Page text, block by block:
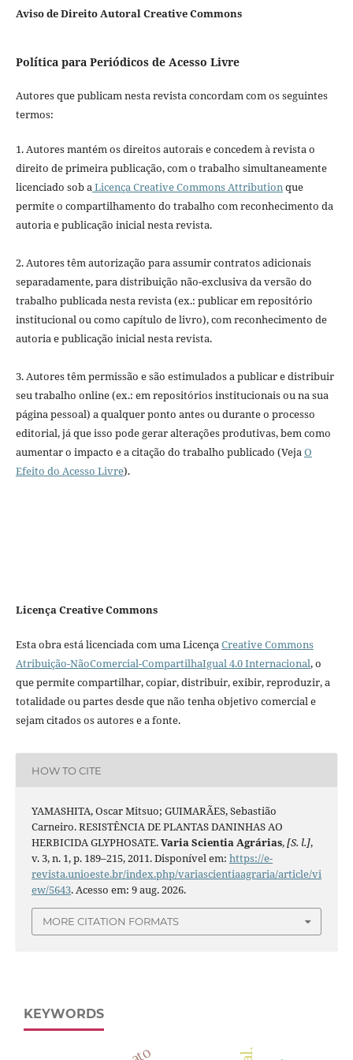
Aviso de Direito Autoral Creative Commons
Política para Periódicos de Acesso Livre
Autores que publicam nesta revista concordam com os seguintes
termos:
1. Autores mantém os direitos autorais e concedem à revista o
direito de primeira publicação, com o trabalho simultaneamente
licenciado sob aLicença Creative Commons Attributionque
permite o compartilhamento do trabalho com reconhecimento da
autoria e publicação inicial nesta revista.
2. Autores têm autorização para assumir contratos adicionais
separadamente, para distribuição não-exclusiva da versão do
trabalho publicada nesta revista (ex.: publicar em repositório
institucional ou como capítulo de livro), com reconhecimento de
autoria e publicação inicial nesta revista.
3. Autores têm permissão e são estimulados a publicar e distribuir
seu trabalho online (ex.: em repositórios institucionais ou na sua
página pessoal) a qualquer ponto antes ou durante o processo
editorial, já que isso pode gerar alterações produtivas, bem como
aumentar o impacto e a citação do trabalho publicado (VejaO
Efeito do Acesso Livre).
Licença Creative Commons
Esta obra está licenciada com uma LicençaCreative Commons
Atribuição-NãoComercial-CompartilhaIgual 4.0 Internacional, o
que permite compartilhar, copiar, distribuir, exibir, reproduzir, a
totalidade ou partes desde que não tenha objetivo comercial e
sejam citados os autores e a fonte.
HOW TO CITE
YAMASHITA, Oscar Mitsuo; GUIMARÃES, Sebastião
Carneiro. RESISTÊNCIA DE PLANTAS DANINHAS AO
HERBICIDA GLYPHOSATE.Varia Scientia Agrárias,[S. l.],
v. 3, n. 1, p. 189–215, 2011. Disponível em: https://e-
revista.unioeste.br/index.php/variascientiaagraria/article/vi
ew/5643. Acesso em: 9 aug. 2026.
MORE CITATION FORMATS
KEYWORDS